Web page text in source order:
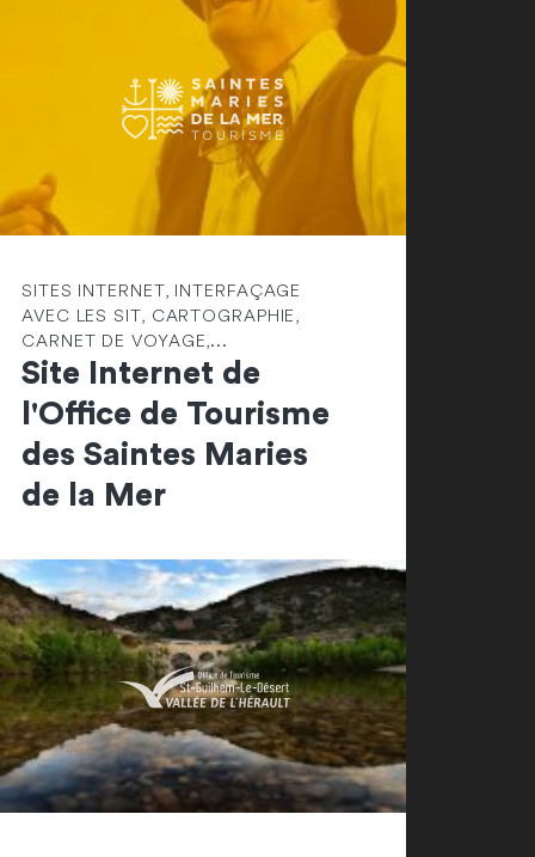
SITES INTERNET, INTERFAÇAGE
AVEC LES SIT, CARTOGRAPHIE,
CARNET DE VOYAGE,...
Site Internet de
l'Office de Tourisme
des Saintes Maries
de la Mer